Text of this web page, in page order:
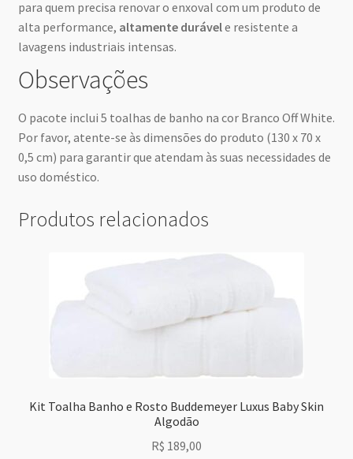
para quem precisa renovar o enxoval com um produto de
alta performance, altamente durávele resistente a
lavagens industriais intensas.
Observações
O pacote inclui 5 toalhas de banho na cor Branco Off White.
Por favor, atente-se às dimensões do produto (130 x 70 x
0,5 cm) para garantir que atendam às suas necessidades de
uso doméstico.
Produtos relacionados
Kit Toalha Banho e Rosto Buddemeyer Luxus Baby Skin
Algodão
R$ 189,00